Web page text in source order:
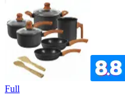
Full